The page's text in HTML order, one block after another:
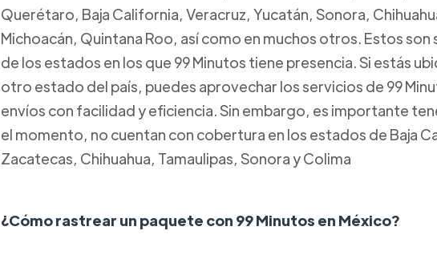
Querétaro, Baja California, Veracruz, Yucatán, Sonora,
Michoacán, Quintana Roo, así como en muchos otros. Estos
de los estados en los que 99 Minutos tiene presencia. Si estás
otro estado del país, puedes aprovechar los servicios de 99
envíos con facilidad y eficiencia. Sin embargo, es importante
el momento, no cuentan con cobertura en los estados de Baja
Zacatecas, Chihuahua, Tamaulipas, Sonora y Colima
¿Cómo rastrear un paquete con 99 Minutos en México?